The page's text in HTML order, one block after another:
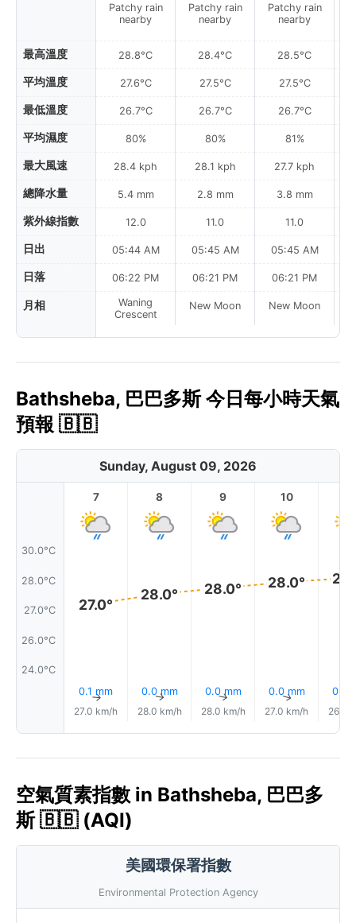
最高溫度
平均溫度
最低溫度
平均濕度
最大風速
總降水量
紫外線指數
日出
日落
月相
Patchy rain
nearby
28.8°C
27.6°C
26.7°C
80%
28.4 kph
5.4 mm
12.0
05:44 AM
06:22 PM
Waning
Crescent
Patchy rain
nearby
28.4°C
27.5°C
26.7°C
80%
28.1 kph
2.8 mm
11.0
05:45 AM
06:21 PM
New Moon
Patchy rain
nearby
28.5°C
27.5°C
26.7°C
81%
27.7 kph
3.8 mm
11.0
05:45 AM
06:21 PM
New Moon
Bathsheba, 巴巴多斯 今日每小時天氣
預報 🇧🇧
Sunday, August 09, 2026
30.0°C
28.0°C
27.0°C
26.0°C
24.0°C
7
27.0°
0.1 mm
↑
27.0 km/h
8
28.0°
0.0 mm
↑
28.0 km/h
9
28.0°
0.0 mm
↑
28.0 km/h
10
28.0°
0.0 mm
↑
27.0 km/h
0.0
26.0
空氣質素指數 in Bathsheba, 巴巴多
斯 🇧🇧 (AQI)
美國環保署指數
Environmental Protection Agency